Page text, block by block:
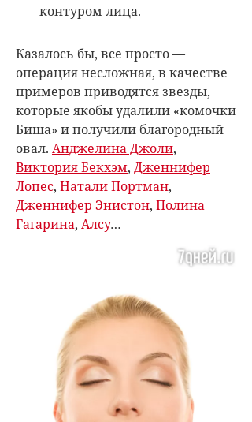
контуром лица.
Казалось бы, все просто —
операция несложная, в качестве
примеров приводятся звезды,
которые якобы удалили «комочки
Биша» и получили благородный
овал. Анджелина Джоли,
Виктория Бекхэм, Дженнифер
Лопес, Натали Портман,
Дженнифер Энистон, Полина
Гагарина, Алсу…